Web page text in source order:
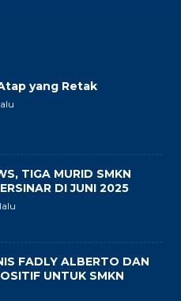
yang Retak
TIGA MURID SMKN
DI JUNI 2025
FADLY ALBERTO DAN
UNTUK SMKN